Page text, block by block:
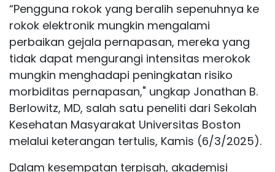
“Pengguna rokok yang beralih sepenuhnya ke
rokok elektronik mungkin mengalami
perbaikan gejala pernapasan, mereka yang
tidak dapat mengurangi intensitas merokok
mungkin menghadapi peningkatan risiko
morbiditas pernapasan," ungkap Jonathan B.
Berlowitz, MD, salah satu peneliti dari Sekolah
Kesehatan Masyarakat Universitas Boston
melalui keterangan tertulis, Kamis (6/3/2025).
Dalam kesempatan terpisah, akademisi